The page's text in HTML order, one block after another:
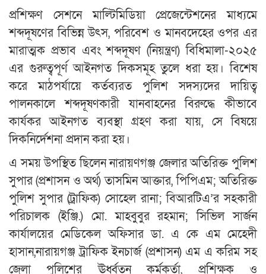
প্রশিক্ষণ সেশনে মাল্টিমিডিয়া প্রেজেন্টেশনের মাধ্যমে
শব্দদূষণের বিভিন্ন উৎস, পরিবেশ ও মানবদেহের ওপর এর
মারাত্মক প্রভাব এবং শব্দদূষণ (নিয়ন্ত্রণ) বিধিমালা-২০২৫
এর গুরুত্বপূর্ণ আইনগত দিকসমূহ তুলে ধরা হয়। বিশেষ
করে মাঠপর্যায়ে কর্তব্যরত পুলিশ সদস্যদের দায়িত্ব
পালনকালে শব্দদূষণকারী যানবাহনের বিরুদ্ধে কীভাবে
কার্যকর আইনগত ব্যবস্থা গ্রহণ করা যায়, সে বিষয়ে
দিকনির্দেশনা প্রদান করা হয়।
এ সময় উপস্থিত ছিলেন নারায়ণগঞ্জ জেলার অতিরিক্ত পুলিশ
সুপার (প্রশাসন ও অর্থ) তাসমিন আক্তার, পিপিএম; অতিরিক্ত
পুলিশ সুপার (ট্রাফিক) সোহেল রানা; বিআরটিএ’র সহকারী
পরিচালক (ইঞ্জি.) মো. মাহবুবুর রহমান; সিভিল সার্জন
কার্যালয়ের মেডিকেল অফিসার ডা. এ কে এম মেহেদী
হাসান,নারায়গঞ্জ ট্রাফিক ইনচার্জ (প্রশাসন) এম এ করিম সহ
জেলা পুলিশের ঊর্ধ্বতন কর্মকর্তা, প্রশিক্ষক ও